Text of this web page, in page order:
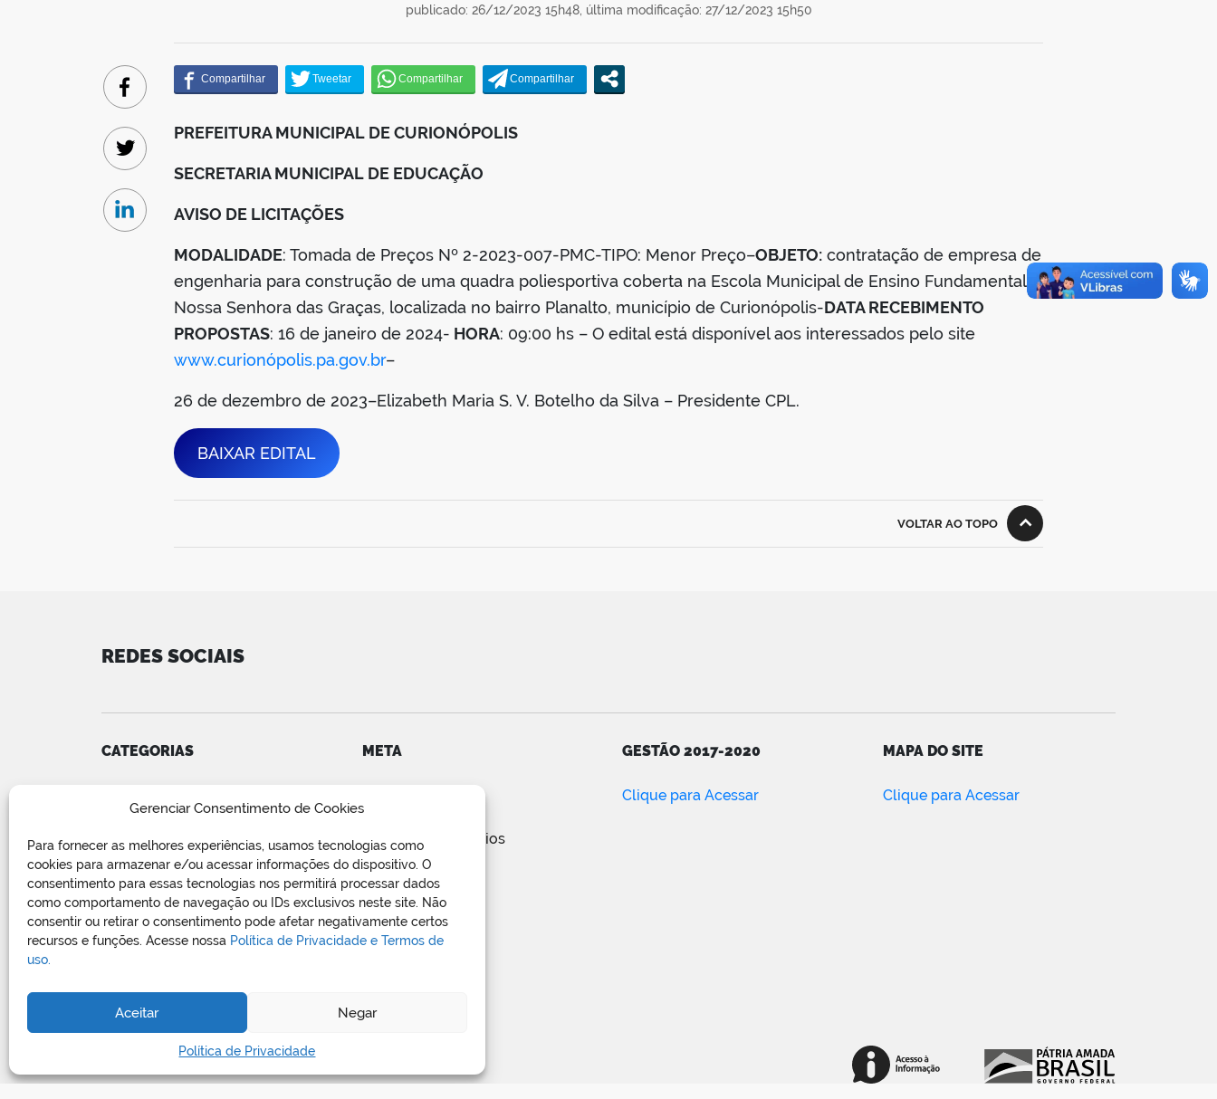
Gerenciar Consentimento de Cookies
Para fornecer as melhores experiências, usamos tecnologias como
cookies para armazenar e/ou acessar informações do dispositivo. O
consentimento para essas tecnologias nos permitirá processar dados
como comportamento de navegação ou IDs exclusivos neste site. Não
consentir ou retirar o consentimento pode afetar negativamente certos
recursos e funções. Acesse nossa Política de Privacidade e Termos de
uso.
Aceitar Negar
Política de Privacidade
publicado: 26/12/2023 15h48, última modificação: 27/12/2023 15h50
PREFEITURA MUNICIPAL DE CURIONÓPOLIS
SECRETARIA MUNICIPAL DE EDUCAÇÃO
AVISO DE LICITAÇÕES
MODALIDADE: Tomada de Preços Nº 2-2023-007-PMC-TIPO: Menor Preço–OBJETO: contratação de empresa de
engenharia para construção de uma quadra poliesportiva coberta na Escola Municipal de Ensino Fundamental
Nossa Senhora das Graças, localizada no bairro Planalto, município de Curionópolis-DATA RECEBIMENTO
PROPOSTAS: 16 de janeiro de 2024- HORA: 09:00 hs – O edital está disponível aos interessados pelo site
www.curionópolis.pa.gov.br–
26 de dezembro de 2023–Elizabeth Maria S. V. Botelho da Silva – Presidente CPL.
BAIXAR EDITAL
Facebook
Twitter
Linkedin
VOLTAR AO TOPO
REDES SOCIAIS
CATEGORIAS
COVID-19
Editais e Avisos
Notícias
Relatório de Projetos e Execução
de Obras Públicas
Sem categoria
Vagas de Emprego
META
Feed de posts
Feed de comentários
WordPress.org
GESTÃO 2017-2020
Clique para Acessar
MAPA DO SITE
Clique para Acessar